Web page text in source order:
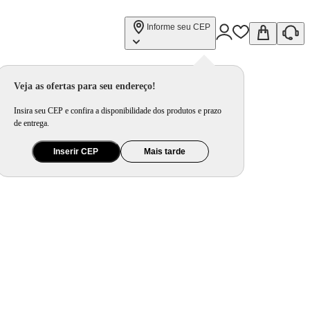
Informe seu CEP
Veja as ofertas para seu endereço!
Insira seu CEP e confira a disponibilidade dos produtos e prazo
de entrega.
Inserir CEP Mais tarde